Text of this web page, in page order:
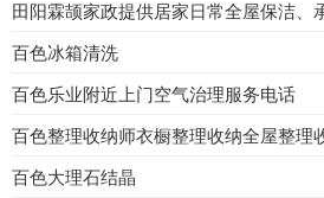
百色冰箱清洗
百色乐业附近上门空气治理服务电话
百色大理石结晶